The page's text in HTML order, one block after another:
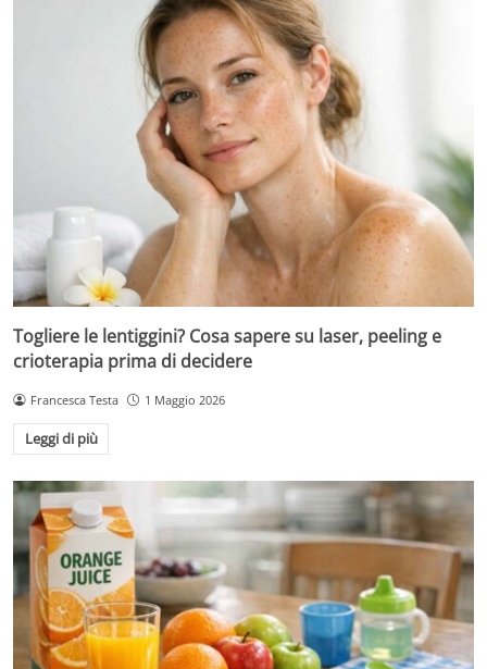
Togliere le lentiggini? Cosa sapere su laser, peeling e
crioterapia prima di decidere
Francesca Testa 1 Maggio 2026
Leggi di più